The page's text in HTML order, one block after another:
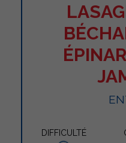
DIFFICULTÉ